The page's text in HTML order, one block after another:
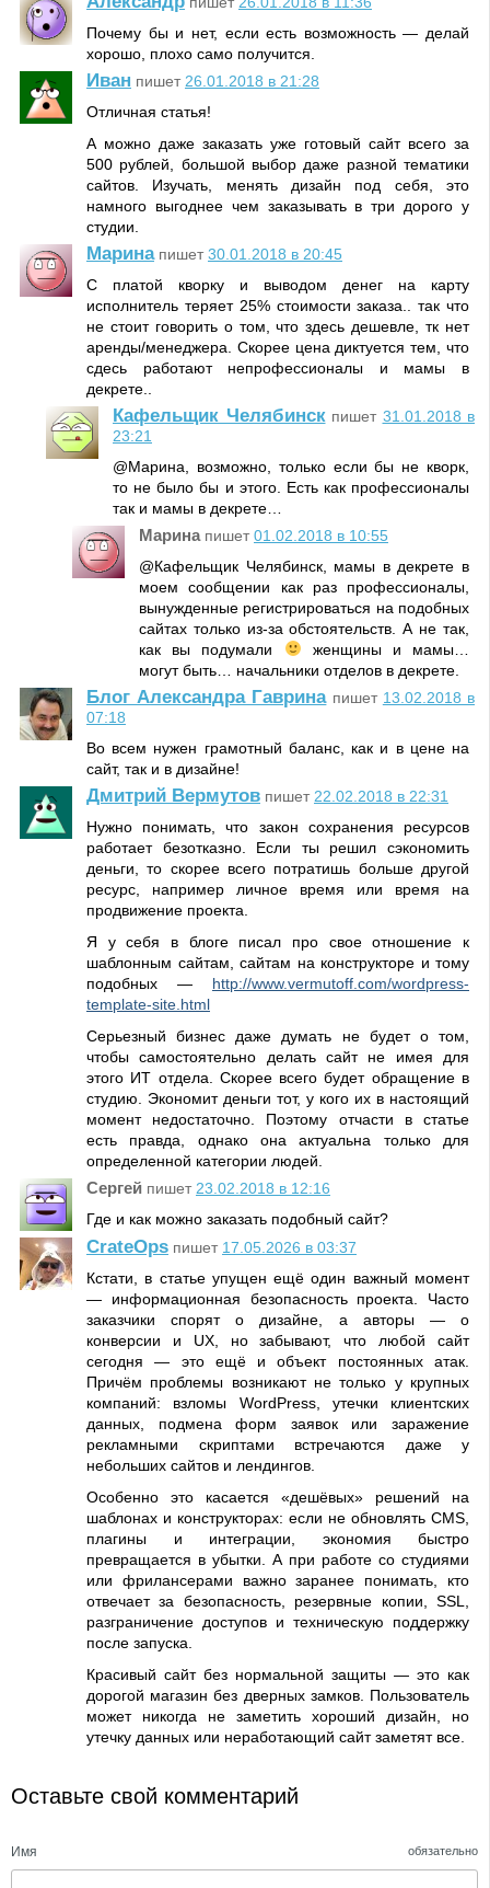
Почему бы и нет, если есть возможность — делай
хорошо, плохо само получится.
Иван пишет 26.01.2018 в 21:28
Отличная статья!
А можно даже заказать уже готовый сайт всего за
500 рублей, большой выбор даже разной тематики
сайтов. Изучать, менять дизайн под себя, это
намного выгоднее чем заказывать в три дорого у
студии.
Маринапишет 30.01.2018 в 20:45
С платой кворку и выводом денег на карту
исполнитель теряет 25% стоимости заказа.. так что
не стоит говорить о том, что здесь дешевле, тк нет
аренды/менеджера. Скорее цена диктуется тем, что
сдесь работают непрофессионалы и мамы в
декрете..
Кафельщик Челябинскпишет 31.01.2018 в
23:21
@Марина, возможно, только если бы не кворк,
то не было бы и этого. Есть как профессионалы
так и мамы в декрете…
Марина пишет 01.02.2018 в 10:55
@Кафельщик Челябинск, мамы в декрете в
моем сообщении как раз профессионалы,
вынужденные регистрироваться на подобных
сайтах только из-за обстоятельств. А не так,
как вы подумали
женщины и мамы…
могут быть… начальники отделов в декрете.
Блог Александра Гавринапишет 13.02.2018 в
07:18
Во всем нужен грамотный баланс, как и в цене на
сайт, так и в дизайне!
Дмитрий Вермутов пишет 22.02.2018 в 22:31
Нужно понимать, что закон сохранения ресурсов
работает безотказно. Если ты решил сэкономить
деньги, то скорее всего потратишь больше другой
ресурс, например личное время или время на
продвижение проекта.
Я у себя в блоге писал про свое отношение к
шаблонным сайтам, сайтам на конструкторе и тому
подобных — http://www.vermutoff.com/wordpress-
template-site.html
Серьезный бизнес даже думать не будет о том,
чтобы самостоятельно делать сайт не имея для
этого ИТ отдела. Скорее всего будет обращение в
студию. Экономит деньги тот, у кого их в настоящий
момент недостаточно. Поэтому отчасти в статье
есть правда, однако она актуальна только для
определенной категории людей.
Сергей пишет 23.02.2018 в 12:16
Где и как можно заказать подобный сайт?
CrateOps пишет 17.05.2026 в 03:37
Кстати, в статье упущен ещё один важный момент
— информационная безопасность проекта. Часто
заказчики спорят о дизайне, а авторы — о
конверсии и UX, но забывают, что любой сайт
сегодня — это ещё и объект постоянных атак.
Причём проблемы возникают не только у крупных
компаний: взломы WordPress, утечки клиентских
данных, подмена форм заявок или заражение
рекламными скриптами встречаются даже у
небольших сайтов и лендингов.
Особенно это касается «дешёвых» решений на
шаблонах и конструкторах: если не обновлять CMS,
плагины и интеграции, экономия быстро
превращается в убытки. А при работе со студиями
или фрилансерами важно заранее понимать, кто
отвечает за безопасность, резервные копии, SSL,
разграничение доступов и техническую поддержку
после запуска.
Красивый сайт без нормальной защиты — это как
дорогой магазин без дверных замков. Пользователь
может никогда не заметить хороший дизайн, но
утечку данных или неработающий сайт заметят все.
Оставьте свой комментарий
Имя обязательно